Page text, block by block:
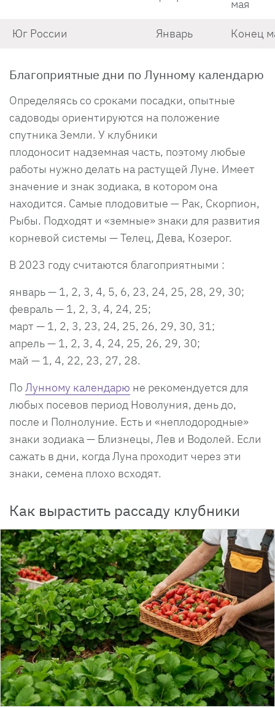
мая
Юг России Январь Конец
Благоприятные дни по Лунному календарю
Определяясь со сроками посадки, опытные
садоводы ориентируются на положение
спутника Земли. У клубники
плодоносит надземная часть, поэтому любые
работы нужно делать на растущей Луне. Имеет
значение и знак зодиака, в котором она
находится. Самые плодовитые — Рак, Скорпион,
Рыбы. Подходят и «земные» знаки для развития
корневой системы — Телец, Дева, Козерог.
В 2023 году считаются благоприятными :
январь — 1, 2, 3, 4, 5, 6, 23, 24, 25, 28, 29, 30;
февраль — 1, 2, 3, 4, 24, 25;
март — 1, 2, 3, 23, 24, 25, 26, 29, 30, 31;
апрель — 1, 2, 3, 4, 24, 25, 26, 29, 30;
май — 1, 4, 22, 23, 27, 28.
По Лунному календарю не рекомендуется для
любых посевов период Новолуния, день до,
после и Полнолуние. Есть и «неплодородные»
знаки зодиака — Близнецы, Лев и Водолей. Если
сажать в дни, когда Луна проходит через эти
знаки, семена плохо всходят.
Как вырастить рассаду клубники